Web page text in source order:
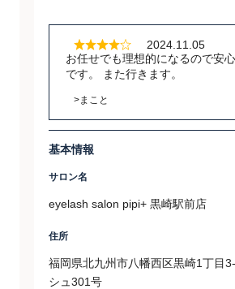
2024.11.05
お任せでも理想的になるので安
です。 また行きます。
>まこと
基本情報
サロン名
eyelash salon pipi+ 黒崎駅前店
住所
福岡県北九州市八幡西区黒崎1丁目
シュ301号